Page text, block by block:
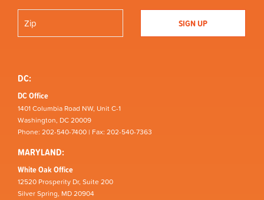
DC:
DC Office
1401 Columbia Road NW, Unit C-1
Washington, DC 20009
Phone: 202-540-7400 | Fax: 202-540-7363
MARYLAND:
White Oak Office
12520 Prosperity Dr, Suite 200
Silver Spring, MD 20904